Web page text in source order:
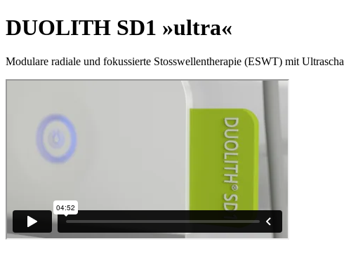
DUOLITH SD1 »ultra«
Modulare radiale und fokussierte Stosswellentherapie (ESWT) mit